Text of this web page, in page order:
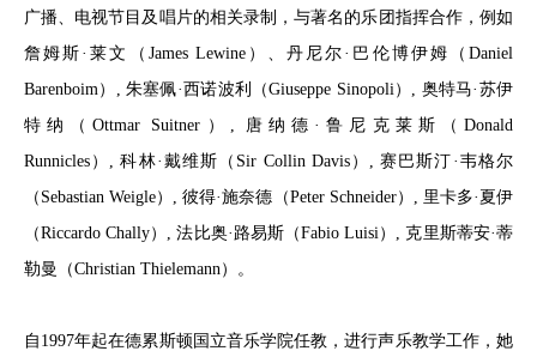
广播、电视节目及唱片的相关录制，与著名的乐团指挥合作，例如
詹姆斯·莱文（James Lewine）、丹尼尔·巴伦博伊姆（Daniel
Barenboim）, 朱塞佩·西诺波利（Giuseppe Sinopoli）, 奥特马·苏伊
特纳（Ottmar Suitner）, 唐纳德·鲁尼克莱斯（Donald
Runnicles）, 科林·戴维斯（Sir Collin Davis）, 赛巴斯汀·韦格尔
（Sebastian Weigle）, 彼得·施奈德（Peter Schneider）, 里卡多·夏伊
（Riccardo Chally）, 法比奥·路易斯（Fabio Luisi）, 克里斯蒂安·蒂
勒曼（Christian Thielemann）。
自1997年起在德累斯顿国立音乐学院任教，进行声乐教学工作，她